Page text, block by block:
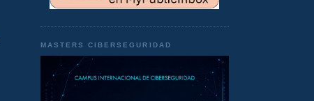
MASTERS CIBERSEGURIDAD